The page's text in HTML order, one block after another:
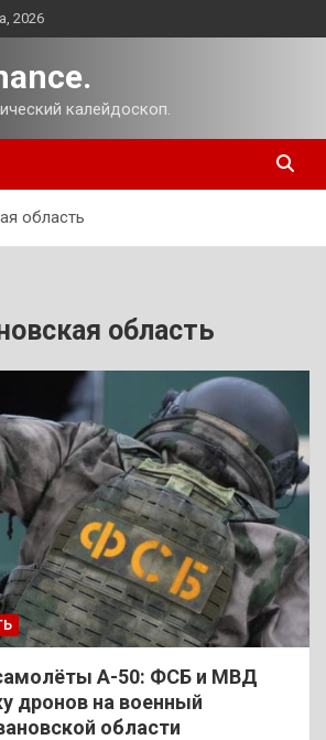
2026
калейдоскоп.
область
область
А-50: ФСБ и МВД
дронов на военный
области